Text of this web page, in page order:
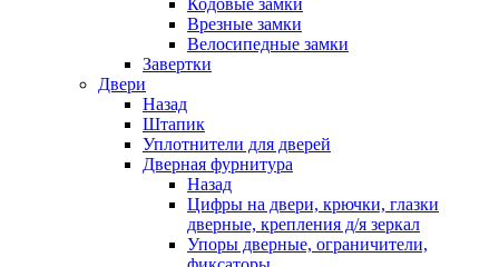
Кодовые замки
Врезные замки
Велосипедные замки
Завертки
Двери
Назад
Штапик
Уплотнители для дверей
Дверная фурнитура
Назад
Цифры на двери, крючки, глазки
дверные, крепления д/я зеркал
Упоры дверные, ограничители,